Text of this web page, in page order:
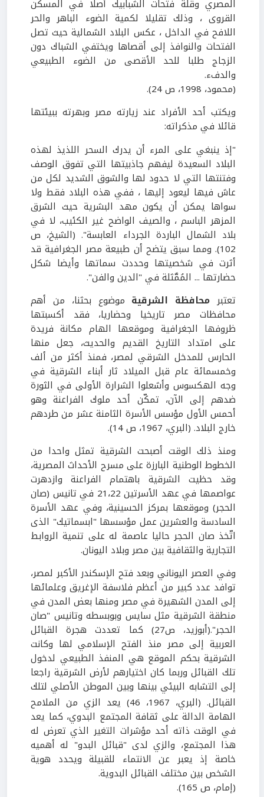
المصري وقلة فتحات الشبابيك أصلا في المسكن
القروى ، وذلك تقليلا لكمية الضوء الباهر والحر
اللافح في الداخل ، عكس البلاد الشمالية حيث تصل
الفتحات والنوافذ إلى أقصاها ويختفي الشباك دون
الزجاج طلبا للحد الأقصى من الضوء الطبيعي
والدفء.
(محمود، 1998، ص 24).
ويكتب أحد الأفراد عند زيارته مصر وبهرته ببيئتها
قائلا في مذكراته:
"إذ ينبغي على المرء أن يدرك السحر اللذيذ لهذه
البلاد السعيدة ليفهم جاذبيتها التي تفوق الوصف
وفتنتها التي لا حدود لها والشوق الشديد لكل من
عاش فيها ليعود إليها ، ففي هذه البلاد فقط ولا
سواها يمكن أن يكون مهد البشرية حيث الشرق
المزهر الباسم ، والصيف الواضح غير الكئيب، لا في
بلاد الشمال الباردة الجرداء العابسة". (الشيخ، ص
102). ومما سبق يتضح أن طبيعة مصر الجغرافية قد
أثرت في شخصيتها وحددت سماتها وأيضا شكل
حضارتها ... المُمَّثلة في "الدين والفن".
تعتبر محافظة الشرقية موضوع بحثنا، من أهم
محافظات مصر تاريخيا وحضاريا، فقد أكسبتها
ظروفها الجغرافية وموقعها الهام مكانة فريدة
على امتداد التاريخ القديم والحديث، جعل منها
الحارس للمدخل الشرقي لمصر، فمنذ أكثر من ألف
وخمسمائة عام قبل الميلاد ثار أبناء الشرقية في
وجه الهكسوس وأشعلوا الشرارة الأولى في الثورة
ضدهم إلى الآن، تمكّن أحد ملوك الفراعنة وهو
أحمس الأول مؤسس الأسرة الثامنة عشر من طردهم
خارج البلاد. (البري، 1967، ص 14).
ومنذ ذلك الوقت أصبحت الشرقية تمثل واحدا من
الخطوط الوطنية البارزة على مسرح الأحداث المصرية،
وقد حظيت الشرقية باهتمام الفراعنة وازدهرت
عواصمها في عهد الأسرتين 21،22 في تانيس (صان
الحجر) وموقعها بمركز الحسينية، وفي عهد الأسرة
السادسة والعشرين عمل مؤسسها "ابسماتيك" الذى
اتّخذ صان الحجر حاليا عاصمة له على تنمية الروابط
التجارية والثقافية بين مصر وبلاد اليونان.
وفي العصر اليوناني وبعد فتح الإسكندر الأكبر لمصر،
توافد عدد كبير من أعظم فلاسفة الإغريق وعلمائها
إلى المدن الشهيرة في مصر ومنها بعض المدن في
منطقة الشرقية مثل سايس وبوبسطه وتانيس "صان
الحجر".(أبوزيد، ص27) كما تعددت هجرة القبائل
العربية إلى مصر منذ الفتح الإسلامي لها وكانت
الشرقية بحكم الموقع هي المنفذ الطبيعي لدخول
تلك القبائل وربما كان اختيارهم لأرض الشرقية راجعا
إلى التشابه البيئي بينها وبين الموطن الأصلي لتلك
القبائل. (البري، 1967، 46)
يعد الزي من الملامح
الهامة الدالة على ثقافة المجتمع البدوي، كما يعد
في الوقت ذاته أحد مؤشرات التغير الذي تعرض له
هذا المجتمع، والزي لدى "قبائل البدو" له أهميه
خاصة إذ يعبر عن الانتماء للقبيلة ويحدد هوية
الشخص بين مختلف القبائل البدوية.
(إمام، ص 165).